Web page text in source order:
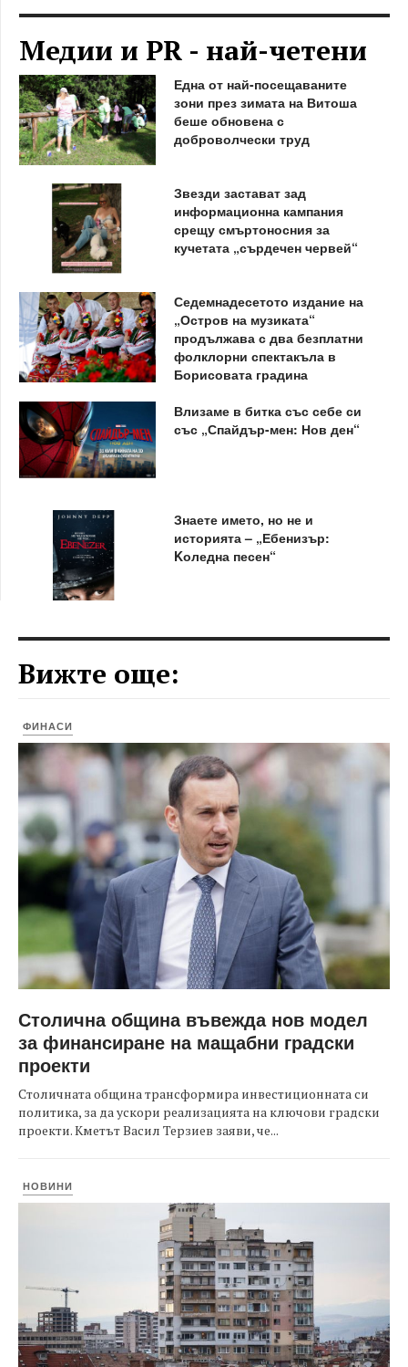
Медии и PR - най-четени
Една от най-посещаваните
зони през зимата на Витоша
беше обновена с
доброволчески труд
Звезди застават зад
информационна кампания
срещу смъртоносния за
кучетата „сърдечен червей“
Седемнадесетото издание на
„Остров на музиката“
продължава с два безплатни
фолклорни спектакъла в
Борисовата градина
Влизаме в битка със себе си
със „Спайдър-мен: Нов ден“
Знаете името, но не и
историята – „Ебенизър:
Kоледна песен“
Вижте още:
ФИНАСИ
Столична община въвежда нов модел
за финансиране на мащабни градски
проекти
Столичната община трансформира инвестиционната си
политика, за да ускори реализацията на ключови градски
проекти. Кметът Васил Терзиев заяви, че...
НОВИНИ